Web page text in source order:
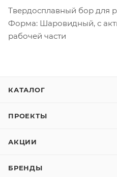
Твердосплавный бор для
Форма: Шаровидный, с
рабочей части
КАТАЛОГ
ПРОЕКТЫ
АКЦИИ
БРЕНДЫ